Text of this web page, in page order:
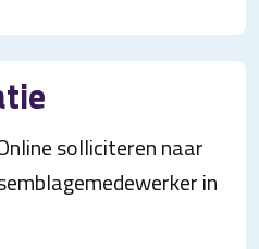
solliciteren naar
in